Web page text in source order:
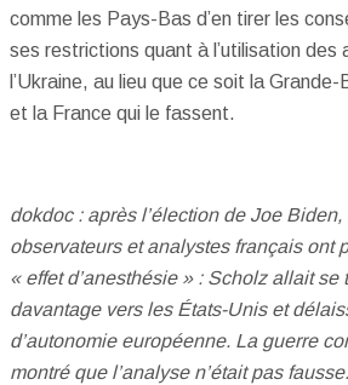
comme les Pays-Bas d’en tirer les
ses restrictions quant à l’utilisation des
l’Ukraine, au lieu que ce soit la
et la France qui le fassent.
dokdoc : après l’élection de Joe
observateurs et analystes français ont
« effet d’anesthésie » : Scholz allait se
davantage vers les États-Unis et
d’autonomie européenne. La guerre
montré que l’analyse n’était pas